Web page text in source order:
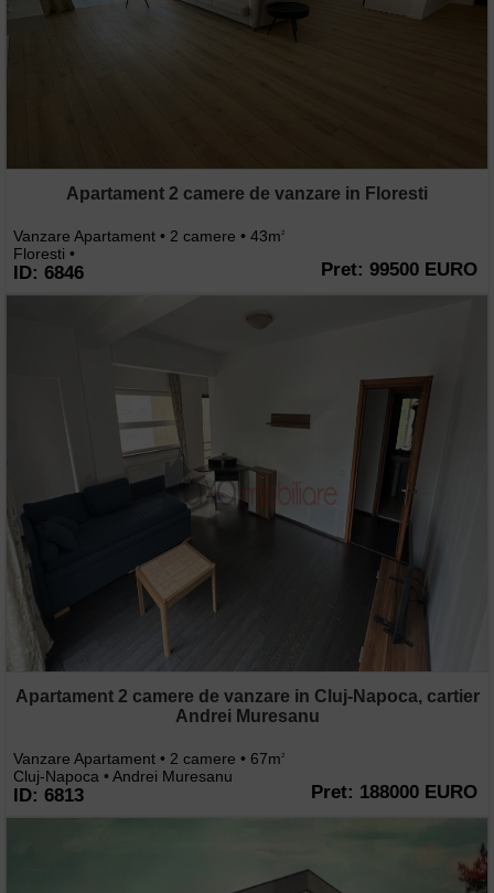
Apartament 2 camere de vanzare in Floresti
Vanzare Apartament • 2 camere • 43m2
Floresti •
ID: 6846 Pret: 99500 EURO
Apartament 2 camere de vanzare in Cluj-Napoca, cartier
Andrei Muresanu
Vanzare Apartament • 2 camere • 67m2
Cluj-Napoca • Andrei Muresanu
ID: 6813 Pret: 188000 EURO